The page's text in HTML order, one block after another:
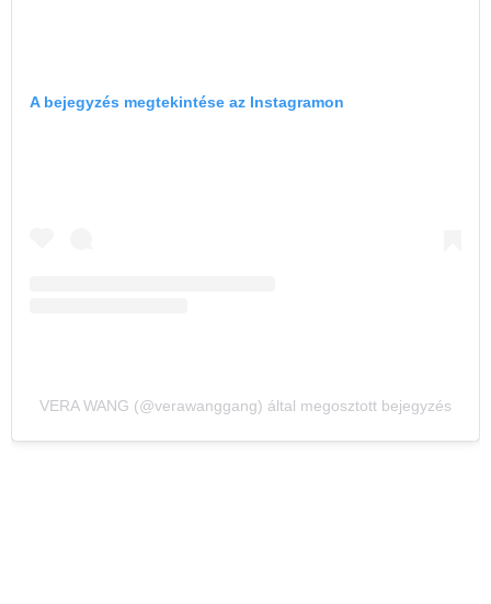
A bejegyzés megtekintése az Instagramon
VERA WANG (@verawanggang) által megosztott bejegyzés